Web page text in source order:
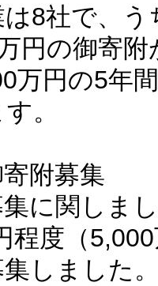
8社で、
円の御寄
万円の5年
。
附募集
に関しま
程度（
集しました